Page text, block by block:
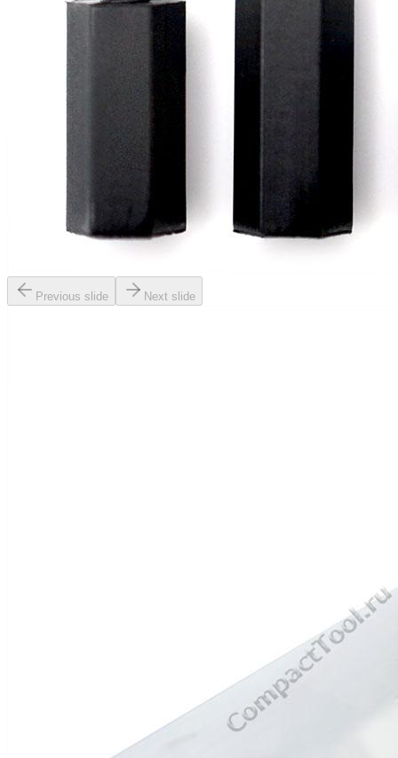
Previous slide Next slide